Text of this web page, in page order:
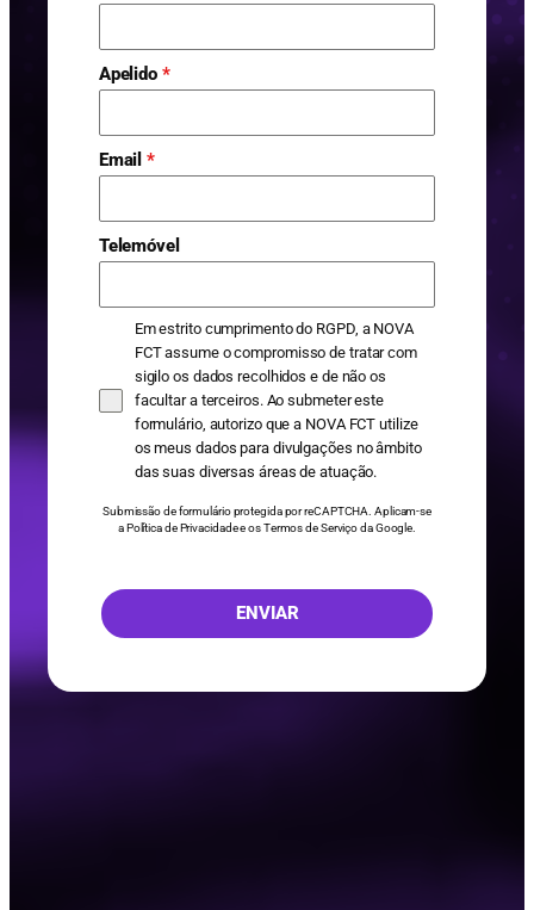
Apelido *
Email*
Telemóvel
Em estrito cumprimento do RGPD, a NOVA
FCT assume o compromisso de tratar com
sigilo os dados recolhidos e de não os
facultar a terceiros. Ao submeter este
formulário, autorizo que a NOVA FCT utilize
os meus dados para divulgações no âmbito
das suas diversas áreas de atuação.
Submissão de formulário protegida por reCAPTCHA. Aplicam-se
aPolítica de Privacidadee osTermos de Serviçoda Google.
ENVIAR